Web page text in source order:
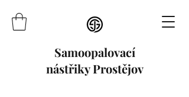
Samoopalovací
nástřiky Prostějov